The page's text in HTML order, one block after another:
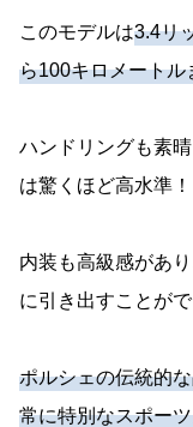
このモデルは3.4リ
ら100キロメートル
ハンドリングも素
は驚くほど高水準！
内装も高級感があ
に引き出すことがで
ポルシェの伝統的
常に特別なスポー